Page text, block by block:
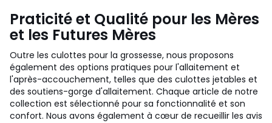
Praticité et Qualité pour les Mères
et les Futures Mères
Outre les culottes pour la grossesse, nous proposons
également des options pratiques pour l'allaitement et
l'après-accouchement, telles que des culottes jetables et
des soutiens-gorge d'allaitement. Chaque article de notre
collection est sélectionné pour sa fonctionnalité et son
confort. Nous avons également à cœur de recueillir les avis